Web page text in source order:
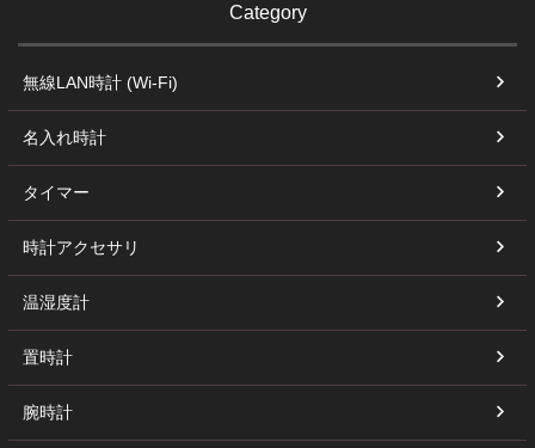
Category
無線LAN時計 (Wi-Fi)
名入れ時計
タイマー
時計アクセサリ
温湿度計
置時計
腕時計